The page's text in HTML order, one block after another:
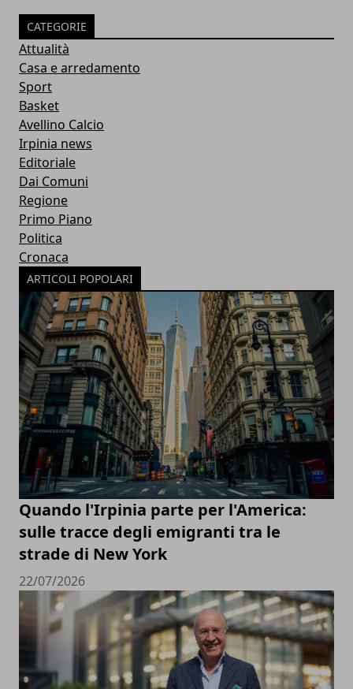
CATEGORIE
Attualità
Casa e arredamento
Sport
Basket
Avellino Calcio
Irpinia news
Editoriale
Dai Comuni
Regione
Primo Piano
Politica
Cronaca
ARTICOLI POPOLARI
Quando l'Irpinia parte per l'America:
sulle tracce degli emigranti tra le
strade di New York
22/07/2026